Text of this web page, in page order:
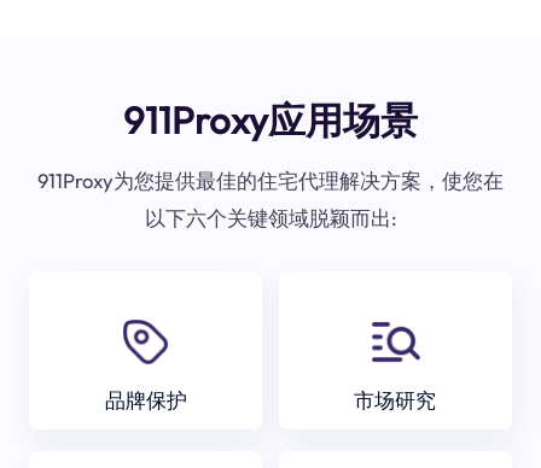
911Proxy应用场景
911Proxy为您提供最佳的住宅代理解决方案，使您在
以下六个关键领域脱颖而出:
品牌保护 市场研究